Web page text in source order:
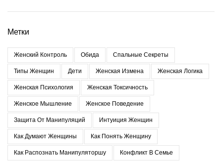
Метки
Женский Контроль Обида Спальные Секреты
Типы Женщин Дети Женская Измена Женская Логика
Женская Психология Женская Токсичность
Женское Мышление Женское Поведение
Защита От Манипуляций Интуиция Женщин
Как Думают Женщины Как Понять Женщину
Как Распознать Манипуляторшу Конфликт В Семье